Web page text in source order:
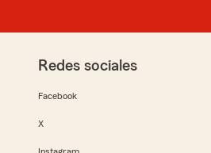
Redes sociales
Facebook
X